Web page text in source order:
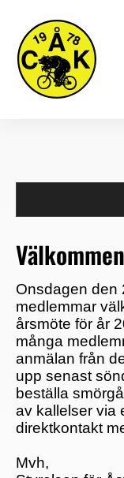
content
Onsdagen den
medlemmar
årsmöte för år
många
anmälan från
upp senast
beställa
av kallelser via
direktkontakt
Mvh,